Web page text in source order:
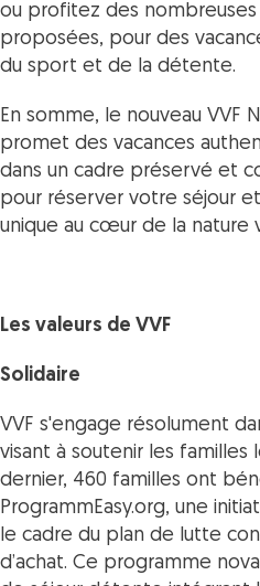
ou profitez des nombreuses
proposées, pour des
du sport et de la détente.
En somme, le nouveau VVF
promet des vacances
dans un cadre préservé et
pour réserver votre séjour
unique au cœur de la nature
Les valeurs de VVF
Solidaire
VVF s'engage résolument
visant à soutenir les familles
dernier, 460 familles ont
ProgrammEasy.org, une
le cadre du plan de lutte
d’achat. Ce programme